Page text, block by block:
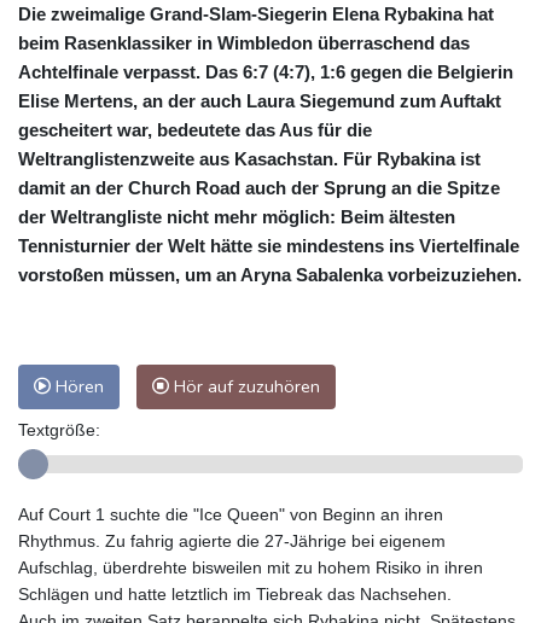
Die zweimalige Grand-Slam-Siegerin Elena Rybakina hat
beim Rasenklassiker in Wimbledon überraschend das
Achtelfinale verpasst. Das 6:7 (4:7), 1:6 gegen die Belgierin
Elise Mertens, an der auch Laura Siegemund zum Auftakt
gescheitert war, bedeutete das Aus für die
Weltranglistenzweite aus Kasachstan. Für Rybakina ist
damit an der Church Road auch der Sprung an die Spitze
der Weltrangliste nicht mehr möglich: Beim ältesten
Tennisturnier der Welt hätte sie mindestens ins Viertelfinale
vorstoßen müssen, um an Aryna Sabalenka vorbeizuziehen.
Hören Hör auf zuzuhören
Textgröße:
Auf Court 1 suchte die "Ice Queen" von Beginn an ihren
Rhythmus. Zu fahrig agierte die 27-Jährige bei eigenem
Aufschlag, überdrehte bisweilen mit zu hohem Risiko in ihren
Schlägen und hatte letztlich im Tiebreak das Nachsehen.